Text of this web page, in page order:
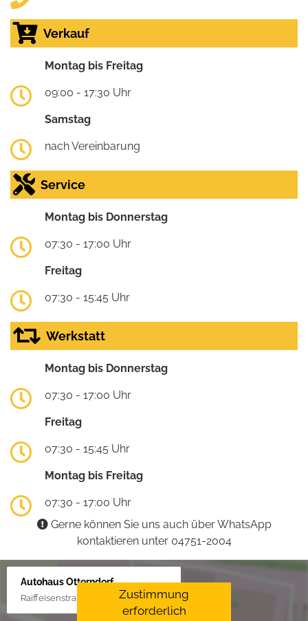
Verkauf
Montag bis Freitag
09:00 - 17:30 Uhr
Samstag
nach Vereinbarung
Service
Montag bis Donnerstag
07:30 - 17:00 Uhr
Freitag
07:30 - 15:45 Uhr
Werkstatt
Montag bis Donnerstag
07:30 - 17:00 Uhr
Freitag
07:30 - 15:45 Uhr
Montag bis Freitag
07:30 - 17:00 Uhr
Gerne können Sie uns auch über WhatsApp
kontaktieren unter 04751-2004
Autohaus Otterndorf
Raiffeisenstraße 1, 21762 Otterndorf
Zustimmung
erforderlich